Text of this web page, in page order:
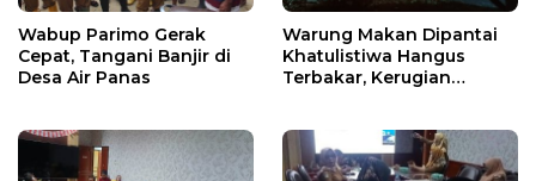
Wabup Parimo Gerak
Cepat, Tangani Banjir di
Desa Air Panas
Warung Makan Dipantai
Khatulistiwa Hangus
Terbakar, Kerugian